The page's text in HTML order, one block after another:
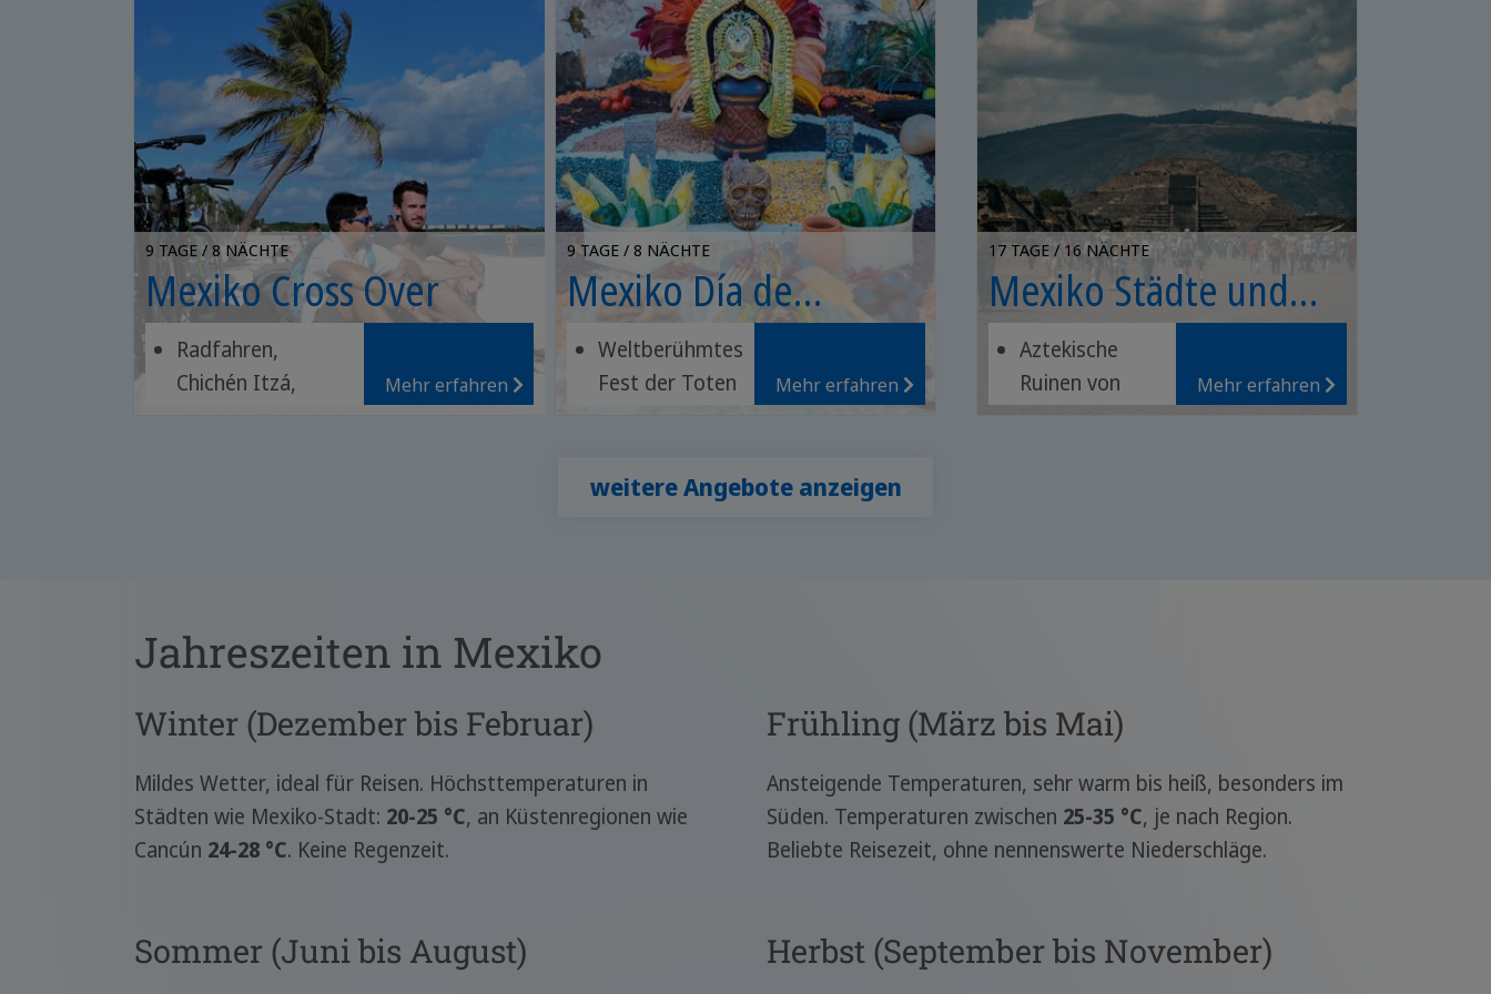
9 TAGE / 8 NÄCHTE
Mexiko Cross Over
Radfahren,
Chichén Itzá,
Vogelbeobachtung
Mehr erfahren
9 TAGE / 8 NÄCHTE
Mexiko Día de
Muertos
Weltberühmtes
Fest der Toten
Oaxaca
Mehr erfahren
17 TAGE / 16 NÄCHTE
Mexiko Städte und
Meer
Aztekische
Ruinen von
Teotihuacán
Mehr erfahren
weitere Angebote anzeigen
Jahreszeiten in Mexiko
Winter (Dezember bis Februar)
Mildes Wetter, ideal für Reisen. Höchsttemperaturen in
Städten wie Mexiko-Stadt: 20-25 °C, an Küstenregionen wie
Cancún 24-28 °C. Keine Regenzeit.
Sommer (Juni bis August)
Frühling (März bis Mai)
Ansteigende Temperaturen, sehr warm bis heiß, besonders im
Süden. Temperaturen zwischen 25-35 °C, je nach Region.
Beliebte Reisezeit, ohne nennenswerte Niederschläge.
Herbst (September bis November)